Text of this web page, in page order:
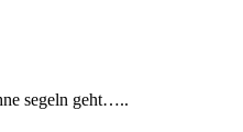
segeln geht…..